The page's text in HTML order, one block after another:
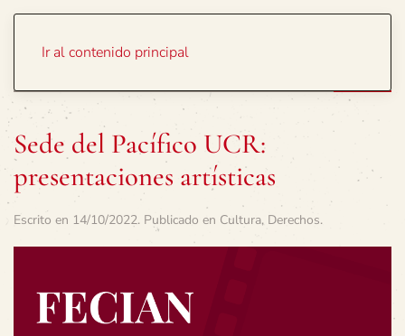
Ir al contenido principal
Sede del Pacífico UCR:
presentaciones artísticas
Escrito en 14/10/2022. Publicado en Cultura, Derechos.